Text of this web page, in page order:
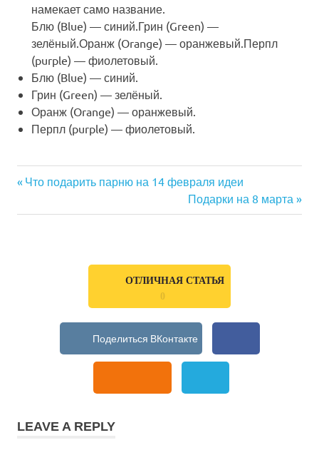
намекает само название.
Блю (Blue) — синий.Грин (Green) —
зелёный.Оранж (Orange) — оранжевый.Перпл
(purple) — фиолетовый.
Блю (Blue) — синий.
Грин (Green) — зелёный.
Оранж (Orange) — оранжевый.
Перпл (purple) — фиолетовый.
Previous
Что подарить парню на 14 февраля идеи
Next
Post:
Подарки на 8 марта
ОТЛИЧНАЯ СТАТЬЯ
0
LEAVE A REPLY